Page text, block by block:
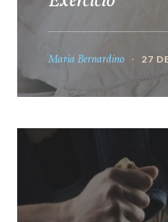
Maria Bernardino 27